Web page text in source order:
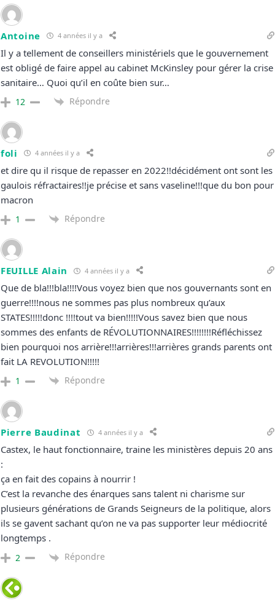
Antoine 4 années il y a
Il y a tellement de conseillers ministériels que le gouvernement
est obligé de faire appel au cabinet McKinsley pour gérer la crise
sanitaire… Quoi qu’il en coûte bien sur…
12 Répondre
foli 4 années il y a
et dire qu il risque de repasser en 2022!!décidément ont sont les
gaulois réfractaires!!je précise et sans vaseline!!!que du bon pour
macron
1 Répondre
FEUILLE Alain 4 années il y a
Que de bla!!!bla!!!!Vous voyez bien que nos gouvernants sont en
guerre!!!!nous ne sommes pas plus nombreux qu’aux
STATES!!!!!donc !!!!tout va bien!!!!!Vous savez bien que nous
sommes des enfants de RÉVOLUTIONNAIRES!!!!!!!!Réfléchissez
bien pourquoi nos arrière!!!arrières!!!arrières grands parents ont
fait LA REVOLUTION!!!!!
1 Répondre
Pierre Baudinat 4 années il y a
Castex, le haut fonctionnaire, traine les ministères depuis 20 ans
:
ça en fait des copains à nourrir !
C’est la revanche des énarques sans talent ni charisme sur
plusieurs générations de Grands Seigneurs de la politique, alors
ils se gavent sachant qu’on ne va pas supporter leur médiocrité
longtemps .
2 Répondre